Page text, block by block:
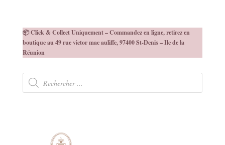
📦 Click & Collect Uniquement – Commandez en ligne, retirez en
boutique au 49 rue victor mac auliffe, 97400 St-Denis – Ile de la
Réunion
Recherche
produits